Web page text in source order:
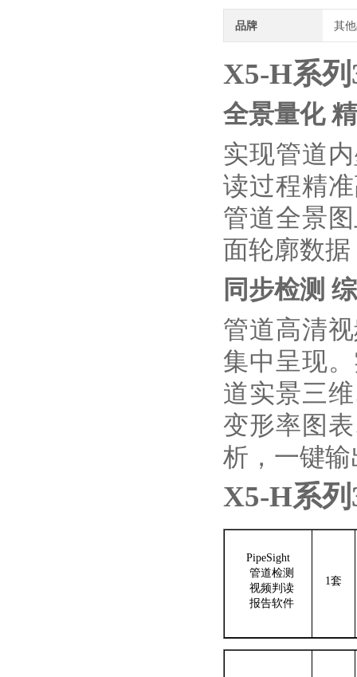
品牌 其
X5-H系
全景量化
实现管道
读过程精
管道全景
面轮廓数
同步检测
管道高清
集中呈现
道实景三
变形率图
析，一键
X5-H系
PipeSight
管道检测
视频判读
报告软件
1套